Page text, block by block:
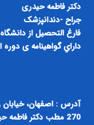
دكتر فاطمه حيدری
جراح -دندانپزشک
فارغ التحصيل از
داراي گواهينامه ی
آدرس : اصفهان،
270 مطب دکتر فاطمه حیدری